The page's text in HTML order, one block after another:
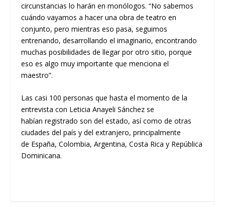
circunstancias lo harán en monólogos.“No sabemos
cuándo vayamos a hacer una obra de teatro en
conjunto, pero mientras eso pasa, seguimos
entrenando, desarrollando el imaginario, encontrando
muchas posibilidades de llegar por otro sitio, porque
eso es algo muy importante que menciona el
maestro”.
Las casi 100 personas que hasta el momento de la
entrevista con LeticiaAnayeli Sánchez se
habían registradoson del estado, así como de otras
ciudades del país y del extranjero, principalmente
de España, Colombia, Argentina, Costa Rica y República
Dominicana.